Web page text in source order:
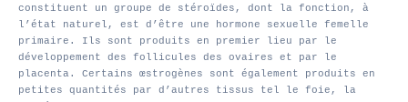
constituent un groupe de stéroïdes, dont la fonction, à
l’état naturel, est d’être une hormone sexuelle femelle
primaire. Ils sont produits en premier lieu par le
développement des follicules des ovaires et par le
placenta. Certains œstrogènes sont également produits en
petites quantités par d’autres tissus tel le foie, la